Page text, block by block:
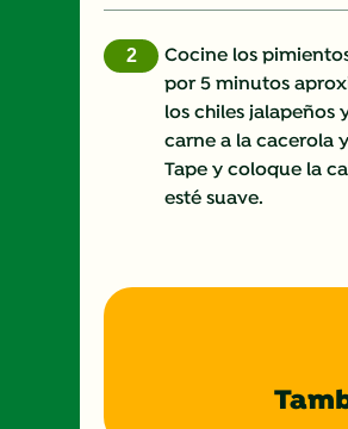
Cocine los
por 5 minutos
los chiles jalapeños
carne a la cacerola
Tape y coloque la
esté suave.